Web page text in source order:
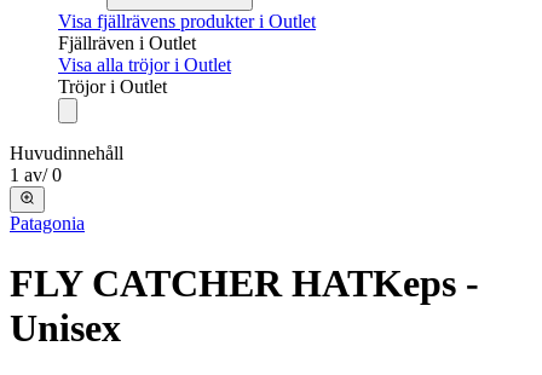
Visa fjällrävens produkter i Outlet
Fjällräven i Outlet
Visa alla tröjor i Outlet
Tröjor i Outlet
Huvudinnehåll
1 av/ 0
Patagonia
FLY CATCHER HATKeps -
Unisex